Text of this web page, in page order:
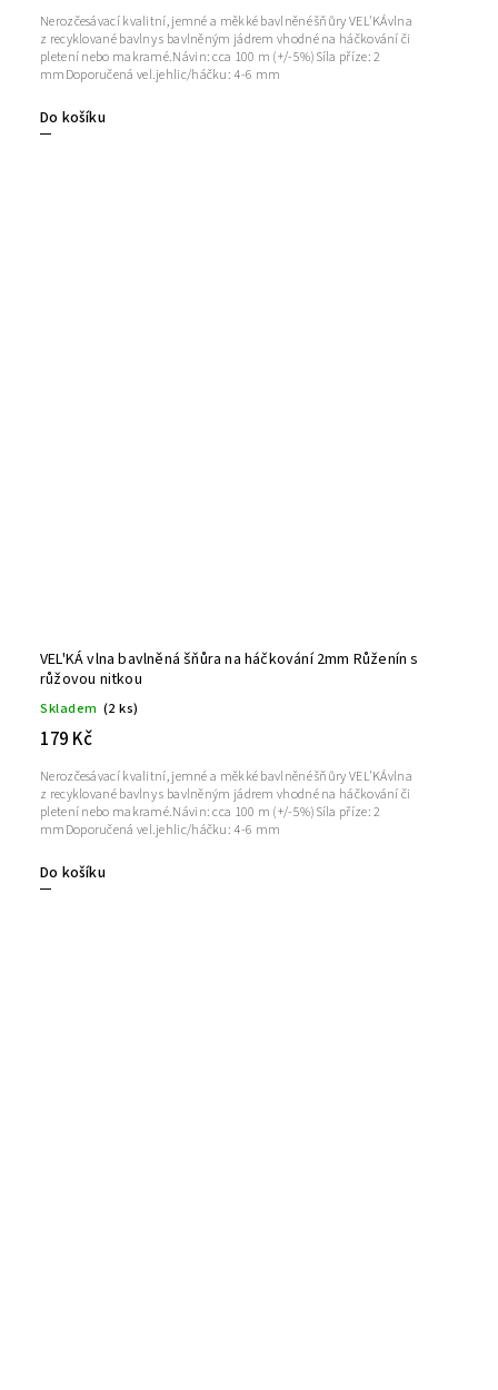
Do košíku
Nerozčesávací kvalitní, jemné a měkké bavlněné šňůry VEL'KÁvlna
z recyklované bavlny s bavlněným jádrem vhodné na háčkování či
pletení nebo makramé.Návin: cca 100 m (+/-5%)Síla příze: 2
mmDoporučená vel.jehlic/háčku: 4-6 mm
VEL'KÁ vlna bavlněná šňůra na háčkování 2mm Růženín s
růžovou nitkou
Skladem (2 ks)
179 Kč
Do košíku
Nerozčesávací kvalitní, jemné a měkké bavlněné šňůry VEL'KÁvlna
z recyklované bavlny s bavlněným jádrem vhodné na háčkování či
pletení nebo makramé.Návin: cca 100 m (+/-5%)Síla příze: 2
mmDoporučená vel.jehlic/háčku: 4-6 mm